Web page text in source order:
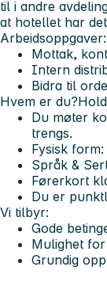
til i andre
at hotellet har
Arbeidsoppgaver:
Mottak,
Intern
Bidra til
Hvem er du?
Du møter
trengs.
Fysisk
Språk &
Førerkort
Du er
Vi tilbyr:
Gode
Mulighet
Grundig